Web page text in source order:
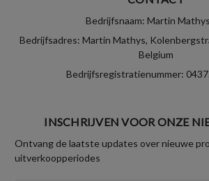
Bedrijfsnaam: Martin
Bedrijfsadres: Martin Mathys,
Belgium
Bedrijfsregistratienummer:
INSCHRIJVEN VOOR ONZE
Ontvang de laatste updates over nieuwe
uitverkoopperiodes